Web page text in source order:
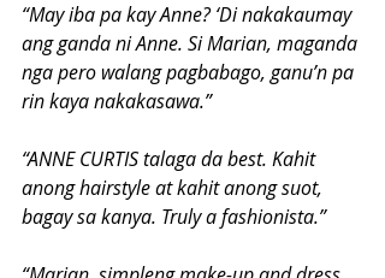
“May iba pa kay Anne? ‘Di nakakaumay
ang ganda ni Anne. Si Marian, maganda
nga pero walang pagbabago, ganu’n pa
rin kaya nakakasawa.”
“ANNE CURTIS talaga da best. Kahit
anong hairstyle at kahit anong suot,
bagay sa kanya. Truly a fashionista.”